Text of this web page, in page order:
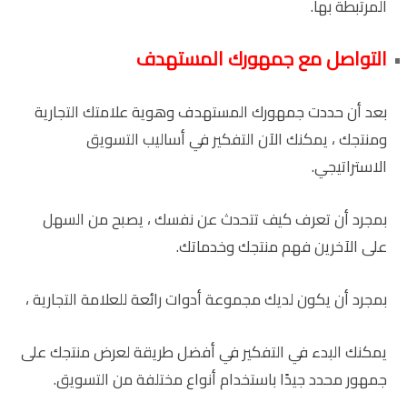
المرتبطة بها.
التواصل مع جمهورك المستهدف
بعد أن حددت جمهورك المستهدف وهوية علامتك التجارية
ومنتجك ، يمكنك الآن التفكير في أساليب التسويق
الاستراتيجي.
بمجرد أن تعرف كيف تتحدث عن نفسك ، يصبح من السهل
على الآخرين فهم منتجك وخدماتك.
بمجرد أن يكون لديك مجموعة أدوات رائعة للعلامة التجارية ،
يمكنك البدء في التفكير في أفضل طريقة لعرض منتجك على
جمهور محدد جيدًا باستخدام أنواع مختلفة من التسويق.